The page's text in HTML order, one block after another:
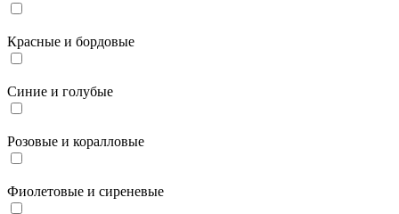
Красные и бордовые
Синие и голубые
Розовые и коралловые
Фиолетовые и сиреневые